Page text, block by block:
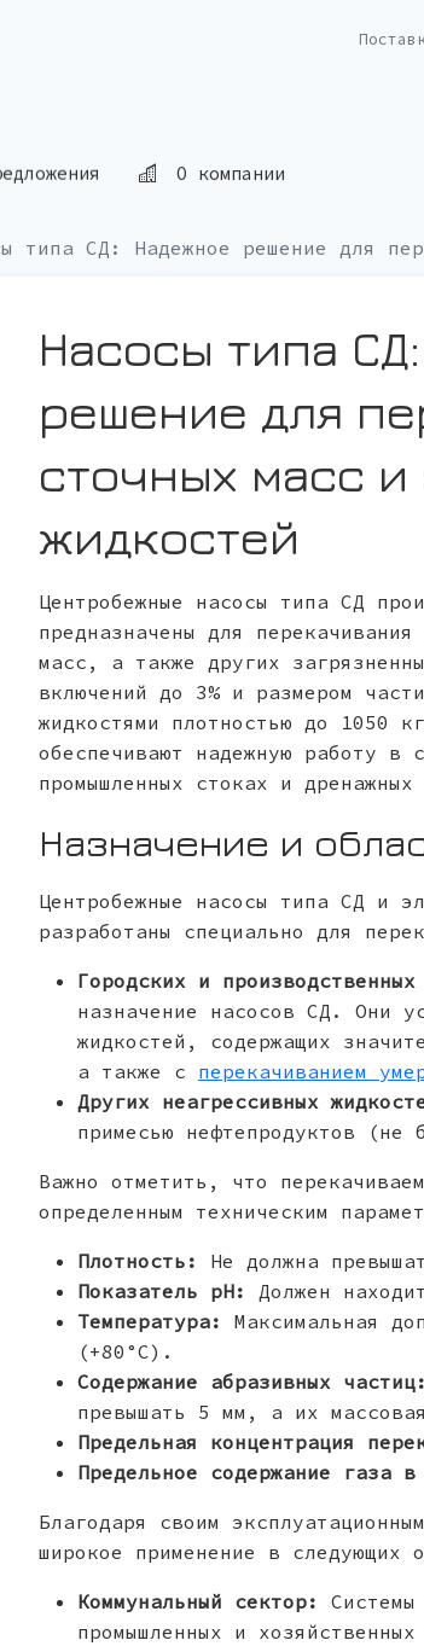
О компании
типа СД: Надежное решение для
Насосы типа
решение для
сточных масс
жидкостей
Центробежные насосы типа СД
предназначены для
масс, а также других
включений до 3% и размером
жидкостями плотностью до 1050
обеспечивают надежную работу в
промышленных стоках и дренажных
Назначение и
Центробежные насосы типа СД и
разработаны специально для
Городских и
назначение насосов СД. Они
жидкостей, содержащих
а также с перекачиванием
Других неагрессивных
примесью нефтепродуктов (не
Важно отметить, что
определенным техническим
Плотность:
Не должна
Показатель pH:
Должен
Температура:
Максимальная
(+80°С).
Содержание абразивных частиц:
превышать 5 мм, а их
Предельная концентрация
Предельное содержание газа
Благодаря своим
широкое применение в следующих
Коммунальный сектор:
промышленных и